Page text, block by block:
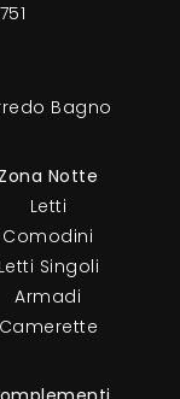
Bagno
Zona Notte
Letti
Comodini
Letti Singoli
Armadi
Camerette